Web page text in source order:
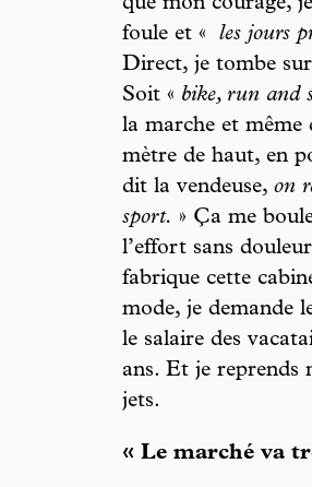
foule et «
les jours
Direct, je tombe
Soit « bike, run and
la marche et même
mètre de haut, en
dit la vendeuse, on
sport. » Ça me
l’effort sans
fabrique cette
mode, je demande
le salaire des
ans. Et je reprends
jets.
« Le marché va